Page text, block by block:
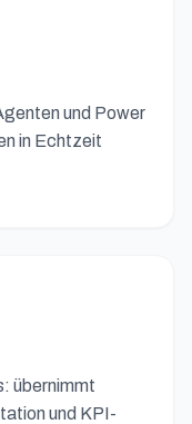
und Power
in Echtzeit
übernimmt
und KPI-